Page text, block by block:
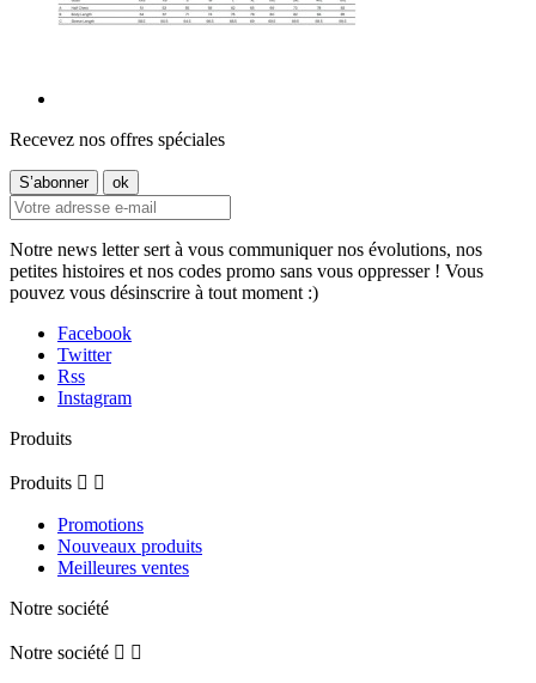
Recevez nos offres spéciales
Notre news letter sert à vous communiquer nos évolutions, nos
petites histoires et nos codes promo sans vous oppresser ! Vous
pouvez vous désinscrire à tout moment :)
Facebook
Twitter
Rss
Instagram
Produits
Produits  
Promotions
Nouveaux produits
Meilleures ventes
Notre société
Notre société  